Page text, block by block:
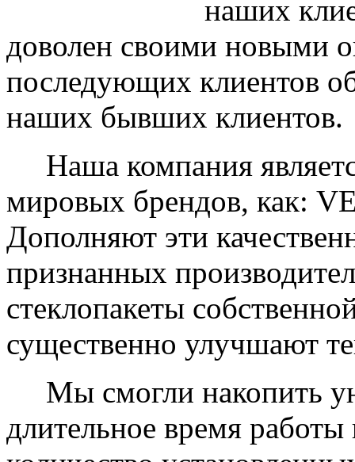
наших
доволен своими новыми
последующих клиентов
наших бывших клиентов.
Наша компания
мировых брендов, как:
Дополняют эти
признанных
стеклопакеты
существенно улучшают
Мы смогли накопить
длительное время